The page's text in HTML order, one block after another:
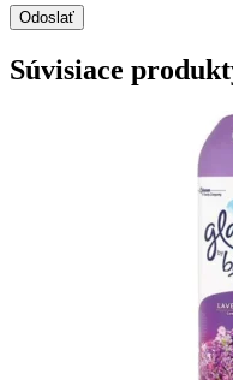
Súvisiace